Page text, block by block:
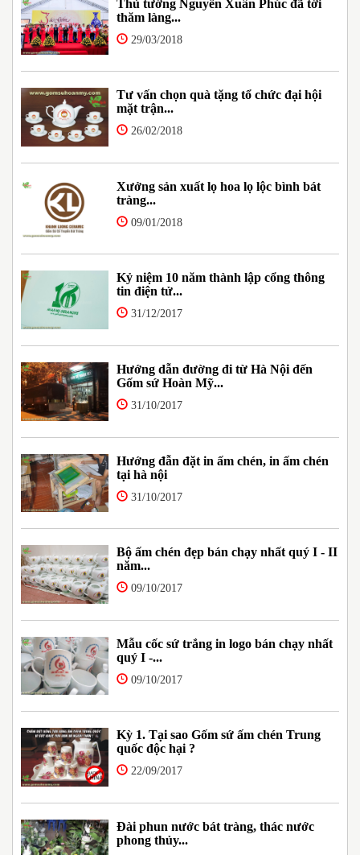
Thủ tướng Nguyễn Xuân Phúc đã tới
thăm làng...
29/03/2018
Tư vấn chọn quà tặng tổ chức đại hội
mặt trận...
26/02/2018
Xưởng sản xuất lọ hoa lọ lộc bình bát
tràng...
09/01/2018
Kỷ niệm 10 năm thành lập cổng thông
tin điện tử...
31/12/2017
Hướng dẫn đường đi từ Hà Nội đến
Gốm sứ Hoàn Mỹ...
31/10/2017
Hướng đẫn đặt in ấm chén, in ấm chén
tại hà nội
31/10/2017
Bộ ấm chén đẹp bán chạy nhất quý I - II
năm...
09/10/2017
Mẫu cốc sứ trắng in logo bán chạy nhất
quý I -...
09/10/2017
Kỳ 1. Tại sao Gốm sứ ấm chén Trung
quốc độc hại ?
22/09/2017
Đài phun nước bát tràng, thác nước
phong thủy...